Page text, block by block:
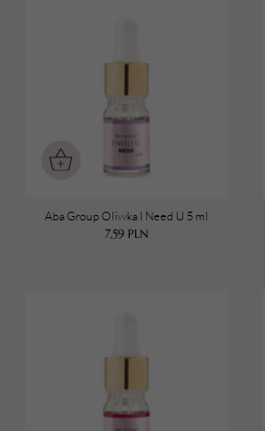
Aba Group Oliwka I Need U 5 ml
7,59 PLN